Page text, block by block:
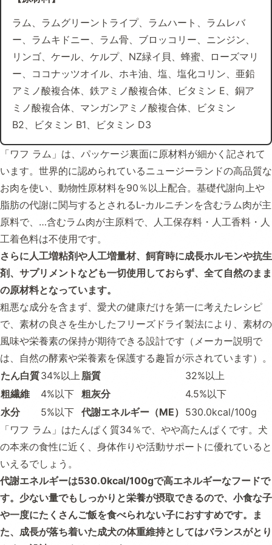
ラム、ラムグリーントライプ、ラムハート、ラムレバ
ー、ラムキドニー、ラム骨、ブロッコリー、ニンジン、
リンゴ、ケール、ケルプ、NZ緑イ貝、蜂蜜、ローズマリ
ー、ココナッツオイル、ホキ油、塩、塩化コリン、亜鉛
アミノ酸複合体、鉄アミノ酸複合体、ビタミン E、銅ア
ミノ酸複合体、マンガンアミノ酸複合体、ビタミン
B2、ビタミン B1、ビタミン D3
「ワフ ラム」は、パッケージ裏面に原材料が細かく記されて
います。世界的に認められているニュージーランドの高品質な
お肉を使い、動物性原材料を90％以上配合。基礎代謝向上や
脂肪の代謝に関与するとされるL‐カルニチンを含むラム肉が主
原料で、…含むラム肉が主原料で、人工保存料・人工香料・人
工着色料は不使用です。
さらに人工増粘剤や人工増量材、飼育時に成長ホルモンや抗生
剤、サプリメントなども一切使用しておらず、全て自然のまま
の原材料となっています。
粗悪な成分を含まず、愛犬の健康だけを第一に考えたレシピ
で、素材の良さを生かしたフリーズドライ製法により、素材の
風味や栄養素の保持が期待できる設計です（メーカー説明で
は、自然の酵素や栄養素を保護する趣旨が示されています）。
たん白質34%以上 脂質
32%以上
粗繊維
4%以下 粗灰分
4.5%以下
水分
5%以下 代謝エネルギー（ME） 530.0kcal/100g
「ワフ ラム」はたんぱく質34％で、やや高たんぱくです。犬
の本来の食性に近く、身体作りや活動サポートに優れていると
いえるでしょう。
代謝エネルギーは530.0kcal/100gで高エネルギーなフードで
す。少ない量でもしっかりと栄養が摂取できるので、小食な子
や一度にたくさんご飯を食べられない子におすすめです。ま
た、成長が落ち着いた成犬の体重維持としてはバランスがとり